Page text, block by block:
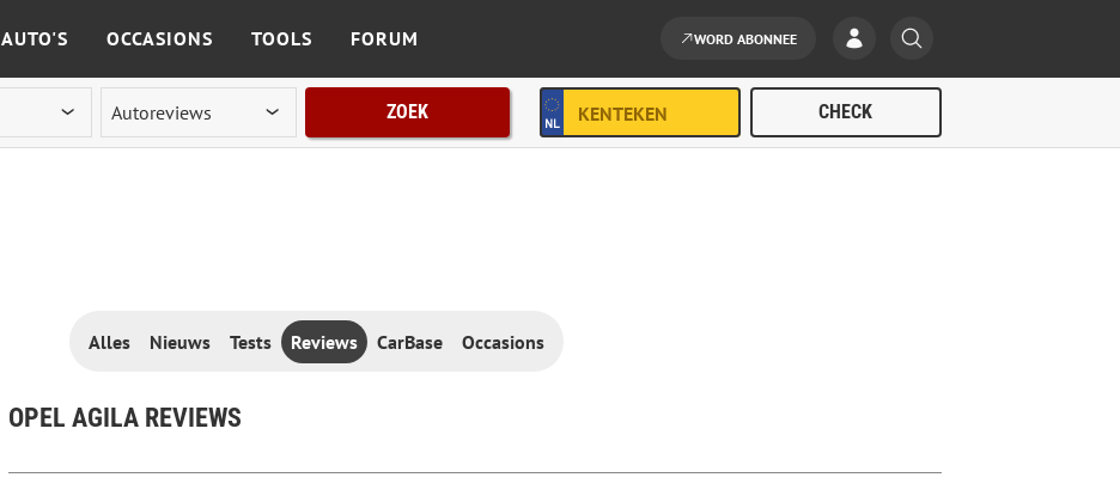
AUTO'S OCCASIONS TOOLS FORUM WORD ABONNEE
ZOEK
Alles Nieuws Tests Reviews CarBase Occasions
OPEL AGILA REVIEWS